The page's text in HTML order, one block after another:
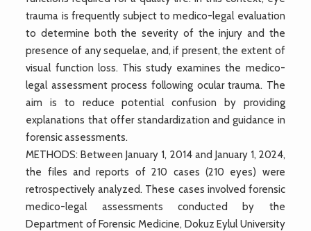
trauma is frequently subject to medico-legal evaluation
to determine both the severity of the injury and the
presence of any sequelae, and, if present, the extent of
visual function loss. This study examines the medico-
legal assessment process following ocular trauma. The
aim is to reduce potential confusion by providing
explanations that offer standardization and guidance in
forensic assessments.
METHODS: Between January 1, 2014 and January 1, 2024,
the files and reports of 210 cases (210 eyes) were
retrospectively analyzed. These cases involved forensic
medico-legal assessments conducted by the
Department of Forensic Medicine, Dokuz Eylul University